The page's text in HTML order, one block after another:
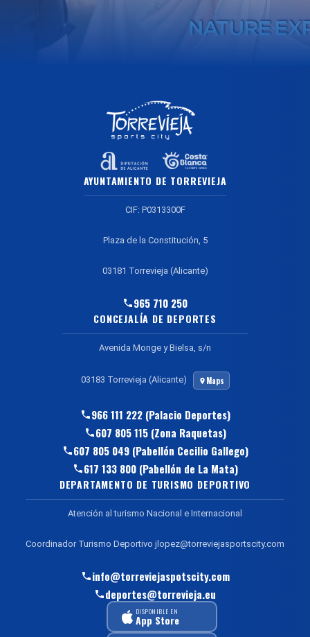
AYUNTAMIENTO DE TORREVIEJA
CIF: P0313300F
Plaza de la Constitución, 5
03181 Torrevieja (Alicante)
965 710 250
CONCEJALÍA DE DEPORTES
Avenida Monge y Bielsa, s/n
03183 Torrevieja (Alicante) Maps
966 111 222 (Palacio Deportes)
607 805 115 (Zona Raquetas)
607 805 049 (Pabellón Cecilio Gallego)
617 133 800 (Pabellón de La Mata)
DEPARTAMENTO DE TURISMO DEPORTIVO
Atención al turismo Nacional e Internacional
Coordinador Turismo Deportivo jlopez@torreviejasportscity.com
info@torreviejaspotscity.com
deportes@torrevieja.eu
DISPONIBLE EN
App Store